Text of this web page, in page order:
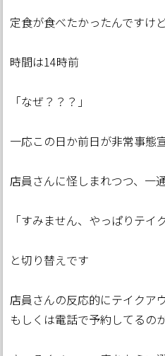
定食が食べたかったんですけ
時間は14時前
「なぜ？？？」
一応この日か前日が非常事態
店員さんに怪しまれつつ、一
「すみません、やっぱりテイ
と切り替えです
店員さんの反応的にテイクア
もしくは電話で予約してるの